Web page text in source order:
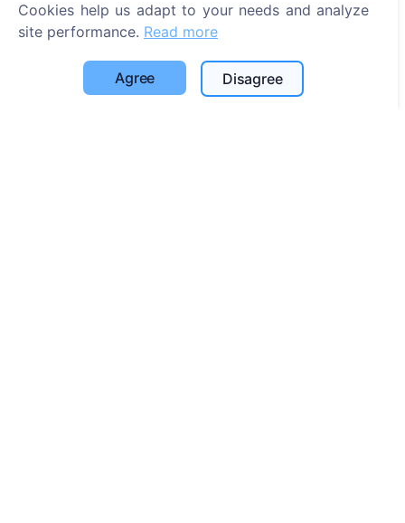
Information
About CEMETY
Frequently asked questions
Cookies help us adapt to your needs and analyze
site performance. Read more
Agree Disagree